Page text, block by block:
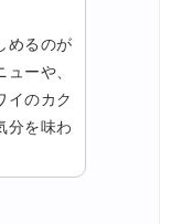
めるのが
ーや、
イのカク
分を味わ